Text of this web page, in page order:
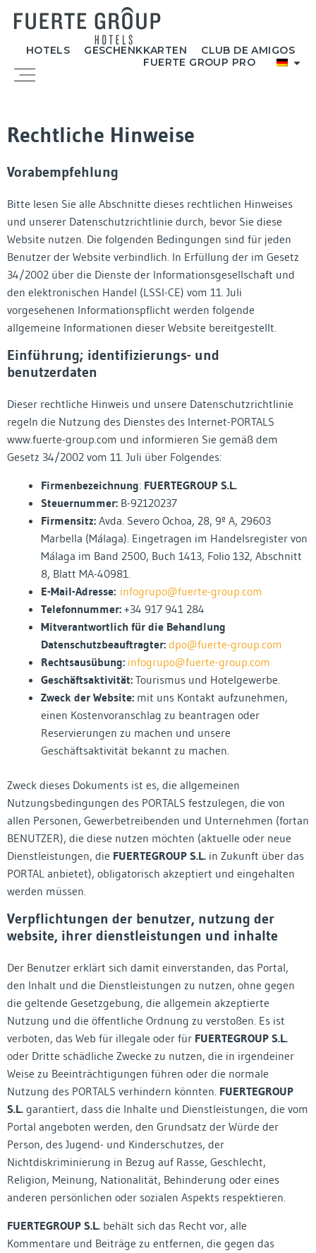
Inhalt
springenHOTELS GESCHENKKARTEN
CLUB DE AMIGOS
FUERTE GROUP PRO
Menü
Rechtliche Hinweise
Vorabempfehlung
Bitte lesen Sie alle Abschnitte dieses rechtlichen Hinweises
und unserer Datenschutzrichtlinie durch, bevor Sie diese
Website nutzen. Die folgenden Bedingungen sind für jeden
Benutzer der Website verbindlich. In Erfüllung der im Gesetz
34/2002 über die Dienste der Informationsgesellschaft und
den elektronischen Handel (LSSI-CE) vom 11. Juli
vorgesehenen Informationspflicht werden folgende
allgemeine Informationen dieser Website bereitgestellt.
Einführung; identifizierungs- und
benutzerdaten
Dieser rechtliche Hinweis und unsere Datenschutzrichtlinie
regeln die Nutzung des Dienstes des Internet-PORTALS
www.fuerte-group.com und informieren Sie gemäß dem
Gesetz 34/2002 vom 11. Juli über Folgendes:
Firmenbezeichnung: FUERTEGROUP S.L.
Steuernummer: B-92120237
Firmensitz: Avda. Severo Ochoa, 28, 9º A, 29603
Marbella (Málaga). Eingetragen im Handelsregister von
Málaga im Band 2500, Buch 1413, Folio 132, Abschnitt
8, Blatt MA-40981.
E-Mail-Adresse: infogrupo@fuerte-group.com
Telefonnummer: +34 917 941 284
Mitverantwortlich für die Behandlung
Datenschutzbeauftragter: dpo@fuerte-group.com
Rechtsausübung: infogrupo@fuerte-group.com
Geschäftsaktivität: Tourismus und Hotelgewerbe.
Zweck der Website: mit uns Kontakt aufzunehmen,
einen Kostenvoranschlag zu beantragen oder
Reservierungen zu machen und unsere
Geschäftsaktivität bekannt zu machen.
Zweck dieses Dokuments ist es, die allgemeinen
Nutzungsbedingungen des PORTALS festzulegen, die von
allen Personen, Gewerbetreibenden und Unternehmen (fortan
BENUTZER), die diese nutzen möchten (aktuelle oder neue
Dienstleistungen, die FUERTEGROUP S.L. in Zukunft über das
PORTAL anbietet), obligatorisch akzeptiert und eingehalten
werden müssen.
Verpflichtungen der benutzer, nutzung der
website, ihrer dienstleistungen und inhalte
Der Benutzer erklärt sich damit einverstanden, das Portal,
den Inhalt und die Dienstleistungen zu nutzen, ohne gegen
die geltende Gesetzgebung, die allgemein akzeptierte
Nutzung und die öffentliche Ordnung zu verstoßen. Es ist
verboten, das Web für illegale oder für FUERTEGROUP S.L.
oder Dritte schädliche Zwecke zu nutzen, die in irgendeiner
Weise zu Beeinträchtigungen führen oder die normale
Nutzung des PORTALS verhindern könnten. FUERTEGROUP
S.L. garantiert, dass die Inhalte und Dienstleistungen, die vom
Portal angeboten werden, den Grundsatz der Würde der
Person, des Jugend- und Kinderschutzes, der
Nichtdiskriminierung in Bezug auf Rasse, Geschlecht,
Religion, Meinung, Nationalität, Behinderung oder eines
anderen persönlichen oder sozialen Aspekts respektieren.
FUERTEGROUP S.L. behält sich das Recht vor, alle
Kommentare und Beiträge zu entfernen, die gegen das